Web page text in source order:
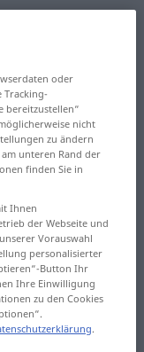
oder
Tracking-
bereitzustellen“
nicht
zu ändern
unteren Rand der
finden Sie in
Ihnen
der Webseite und
Vorauswahl
personalisierter
Button Ihr
Ihre Einwilligung
zu den Cookies
.